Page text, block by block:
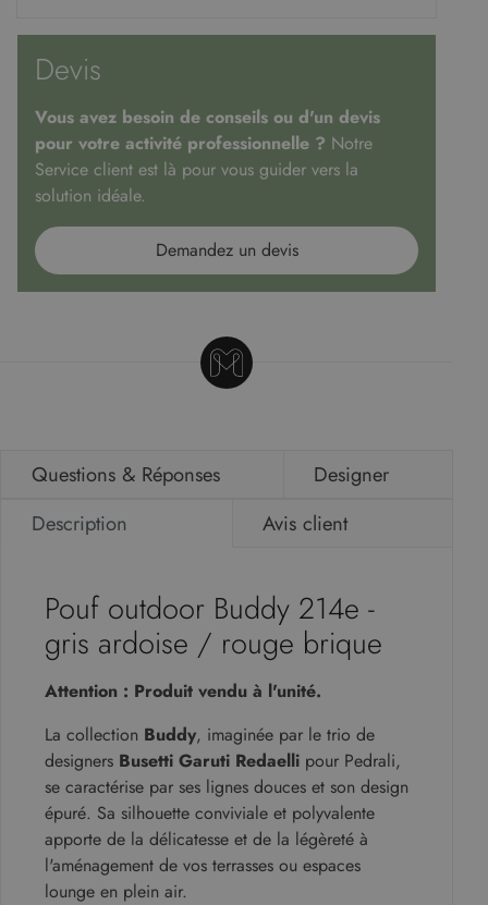
Devis
Vous avez besoin de conseils ou d'un devis
pour votre activité professionnelle ? Notre
Service client est là pour vous guider vers la
solution idéale.
Demandez un devis
Description Avis client
Questions & Réponses Designer
Pouf outdoor Buddy 214e -
gris ardoise / rouge brique
Attention : Produit vendu à l'unité.
La collection Buddy, imaginée par le trio de
designers Busetti Garuti Redaelli pour Pedrali,
se caractérise par ses lignes douces et son design
épuré. Sa silhouette conviviale et polyvalente
apporte de la délicatesse et de la légèreté à
l'aménagement de vos terrasses ou espaces
lounge en plein air.